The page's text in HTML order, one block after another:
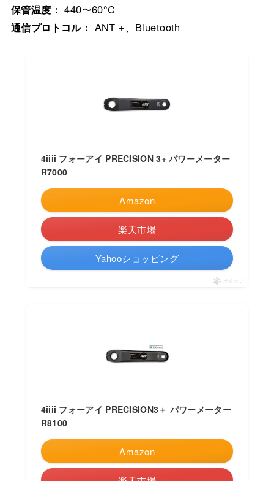
保管温度： 440〜60°C
通信プロトコル： ANT +、Bluetooth
4iiii フォーアイ PRECISION 3+ パワーメーター
R7000
Amazon
楽天市場
Yahooショッピング
ポチップ
4iiii フォーアイ PRECISION3＋ パワーメーター
R8100
Amazon